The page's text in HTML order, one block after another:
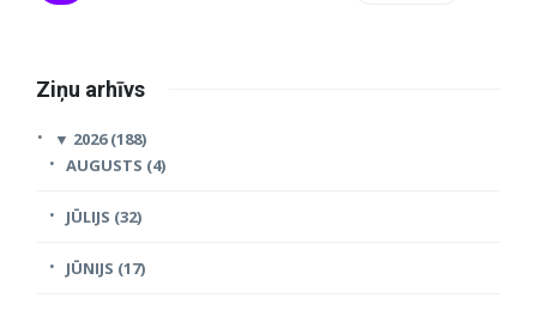
Ziņu arhīvs
▼ 2026 (188)
AUGUSTS (4)
JŪLIJS (32)
JŪNIJS (17)